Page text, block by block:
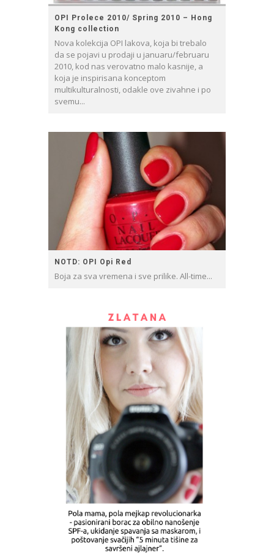
OPI Prolece 2010/ Spring 2010 – Hong
Kong collection
Nova kolekcija OPI lakova, koja bi trebalo
da se pojavi u prodaji u januaru/februaru
2010, kod nas verovatno malo kasnije, a
koja je inspirisana konceptom
multikulturalnosti, odakle ove zivahne i po
svemu...
NOTD: OPI Opi Red
Boja za sva vremena i sve prilike. All-time...